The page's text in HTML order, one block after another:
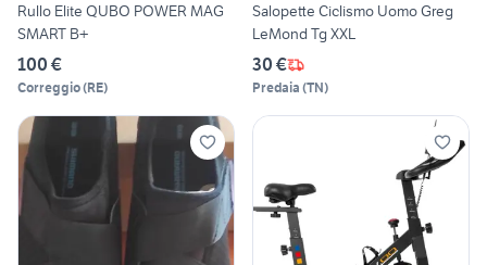
Rullo Elite QUBO POWER MAG
SMART B+
100 €
Correggio(RE)
Salopette Ciclismo Uomo Greg
LeMond Tg XXL
30 €
Predaia (TN)